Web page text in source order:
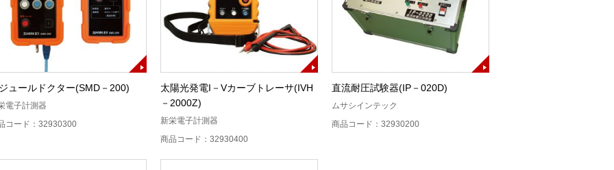
ュールドクター(SMD－200)
電子計測器
コード：32930300
太陽光発電I－Vカーブトレーサ(IVH
－2000Z)
新栄電子計測器
商品コード：32930400
直流耐圧試験器(IP－020D)
ムサシインテック
商品コード：32930200